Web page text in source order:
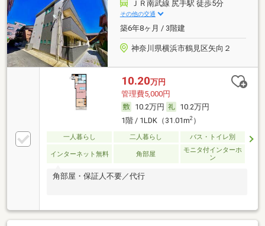
ＪＲ南武線 尻手駅 徒歩5分
その他の交通
築6年8ヶ月 / 3階建
神奈川県横浜市鶴見区矢向２
10.20万円
管理費5,000円
10.2万円
10.2万円
1階 / 1LDK（31.01m2）
一人暮らし 二人暮らし バス・トイレ別
インターネット無料 角部屋
モニタ付インターホ
ン
角部屋・保証人不要／代行